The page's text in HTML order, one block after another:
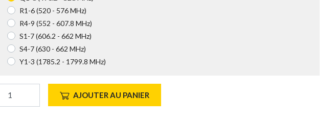
R1-6 (520 - 576 MHz)
R4-9 (552 - 607.8 MHz)
S1-7 (606.2 - 662 MHz)
S4-7 (630 - 662 MHz)
Y1-3 (1785.2 - 1799.8 MHz)
AJOUTER AU PANIER